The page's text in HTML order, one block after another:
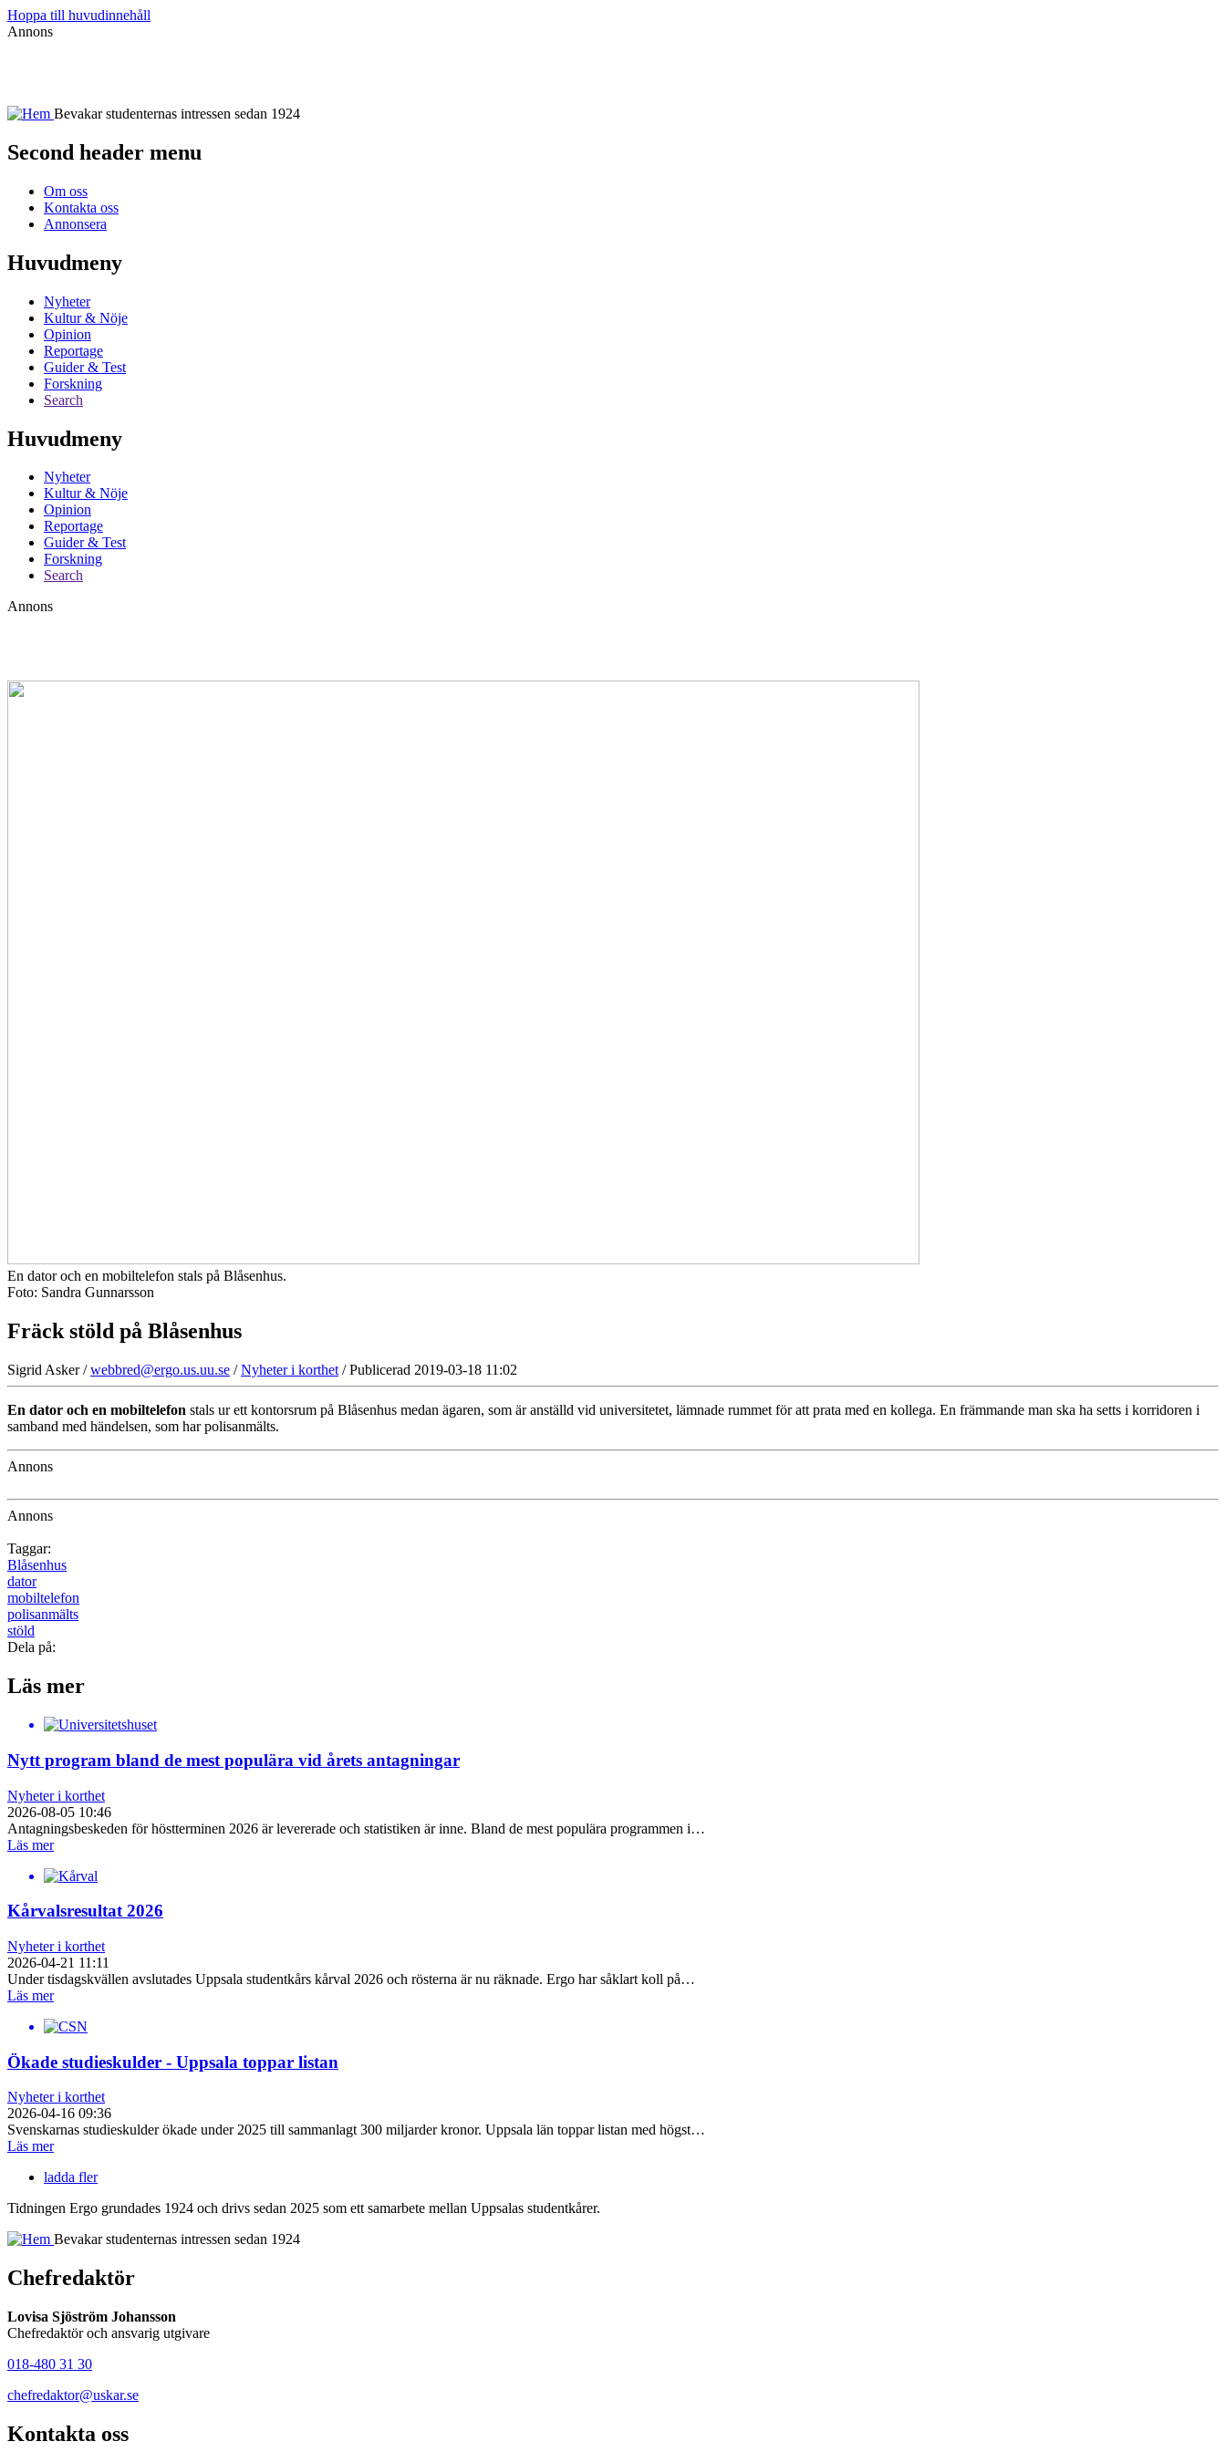
Hoppa till huvudinnehåll
Annons
Bevakar studenternas intressen sedan 1924
Second header menu
Om oss
Kontakta oss
Annonsera
Huvudmeny
Nyheter
Kultur & Nöje
Opinion
Reportage
Guider & Test
Forskning
Search
Huvudmeny
Nyheter
Kultur & Nöje
Opinion
Reportage
Guider & Test
Forskning
Search
Annons
En dator och en mobiltelefon stals på Blåsenhus.
Foto: Sandra Gunnarsson
Fräck stöld på Blåsenhus
Sigrid Asker /webbred@ergo.us.uu.se /Nyheter i korthet / Publicerad 2019-03-18 11:02
En dator och en mobiltelefon stals ur ett kontorsrum på Blåsenhus medan ägaren, som är anställd vid universitetet, lämnade rummet för att prata med en kollega. En främmande man ska ha setts i korridoren i
samband med händelsen, som har polisanmälts.
Annons
Annons
Taggar:
Blåsenhus
dator
mobiltelefon
polisanmälts
stöld
Dela på:
Läs mer
Nytt program bland de mest populära vid årets antagningar
Nyheter i korthet
2026-08-05 10:46
Antagningsbeskeden för höstterminen 2026 är levererade och statistiken är inne. Bland de mest populära programmen i…
Läs mer
Kårvalsresultat 2026
Nyheter i korthet
2026-04-21 11:11
Under tisdagskvällen avslutades Uppsala studentkårs kårval 2026 och rösterna är nu räknade. Ergo har såklart koll på…
Läs mer
Ökade studieskulder - Uppsala toppar listan
Nyheter i korthet
2026-04-16 09:36
Svenskarnas studieskulder ökade under 2025 till sammanlagt 300 miljarder kronor. Uppsala län toppar listan med högst…
Läs mer
ladda fler
Tidningen Ergo grundades 1924 och drivs sedan 2025 som ett samarbete mellan Uppsalas studentkårer.
Bevakar studenternas intressen sedan 1924
Chefredaktör
Lovisa Sjöström Johansson
Chefredaktör och ansvarig utgivare
018-480 31 30
chefredaktor@uskar.se
Kontakta oss